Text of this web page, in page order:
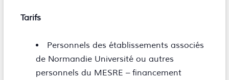
Tarifs
Personnels des établissements associés
de Normandie Université ou autres
personnels du MESRE – financement